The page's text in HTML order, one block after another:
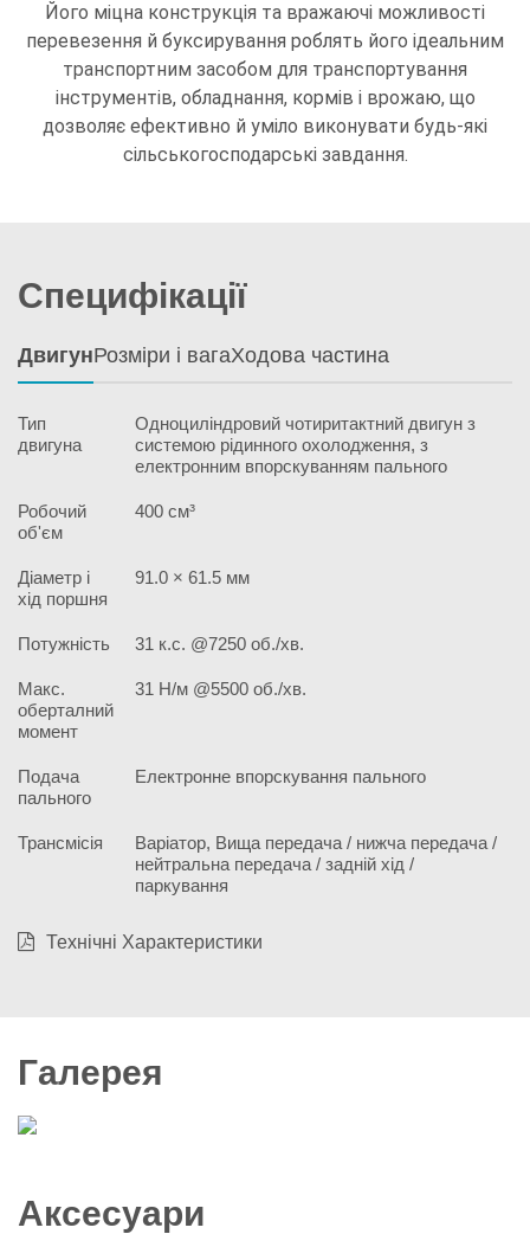
Його міцна конструкція та вражаючі можливості
перевезення й буксирування роблять його ідеальним
транспортним засобом для транспортування
інструментів, обладнання, кормів і врожаю, що
дозволяє ефективно й уміло виконувати будь-які
сільськогосподарські завдання.
Специфікації
ДвигунРозміри і вагаХодова частина
Тип
двигуна
Одноциліндровий чотиритактний двигун з
системою рідинного охолодження, з
електронним впорскуванням пального
Робочий
об'єм
400 см³
Діаметр і
хід поршня
91.0 × 61.5 мм
Потужність 31 к.с. @7250 об./хв.
Макс.
оберталний
момент
31 Н/м @5500 об./хв.
Подача
пального
Електронне впорскування пального
Трансмісія
Варіатор, Вища передача / нижча передача /
нейтральна передача / задній хід /
паркування
Технічні Характеристики
Галерея
Аксесуари